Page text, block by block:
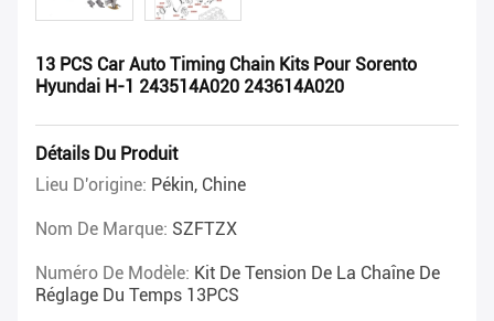
13 PCS Car Auto Timing Chain Kits Pour Sorento
Hyundai H-1 243514A020 243614A020
Détails Du Produit
Lieu D'origine: Pékin, Chine
Nom De Marque: SZFTZX
Numéro De Modèle: Kit De Tension De La Chaîne De
Réglage Du Temps 13PCS